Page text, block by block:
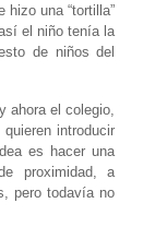
hizo una “tortilla”
el niño tenía la
de niños del
ahora el colegio,
introducir
es hacer una
proximidad, a
pero todavía no